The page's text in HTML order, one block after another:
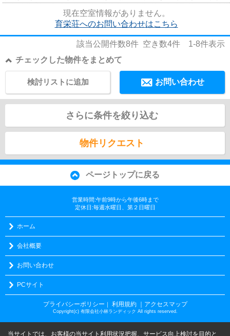
現在空室情報がありません。
育栄荘へのお問い合わせはこちら
該当公開件数8件 空き数4件 1-8件表示
チェックした物件をまとめて
お問い合わせ
検討リストに追加
さらに条件を絞り込む
物件リクエスト
ページトップに戻る
営業時間:午前9時から午後6時まで
定休日:毎週水曜日、第２日曜日
ホーム
会社概要
お問い合わせ
PCサイト
プライバシーポリシー ｜ 利用規約 ｜アクセスマップ
Copyright(c) 有限会社小林ランディック All rights reserved.
当サイトでは、お客様の当サイト利用状況把握、サービス向上検討を目的と